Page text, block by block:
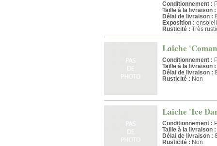
Conditionnement :
Taille à la livraison :
Délai de livraison :
Exposition :
Rusticité : Très
Laîche
Conditionnement :
Taille à la livraison :
Délai de livraison :
Rusticité : Non
Laîche 'Ice
Conditionnement :
Taille à la livraison :
Délai de livraison :
Rusticité : Non